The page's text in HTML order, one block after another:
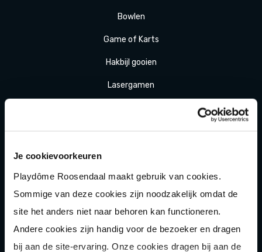
Je cookievoorkeuren
Playdôme Roosendaal maakt gebruik van cookies.
Sommige van deze cookies zijn noodzakelijk omdat de
site het anders niet naar behoren kan functioneren.
Andere cookies zijn handig voor de bezoeker en dragen
bij aan de site-ervaring. Onze cookies dragen bij aan de
Bowlen
Game of Karts
Hakbijl gooien
Lasergamen
Pixel Play
DerSaboteur
Après-Ski Muziekbingo
Arrangementen